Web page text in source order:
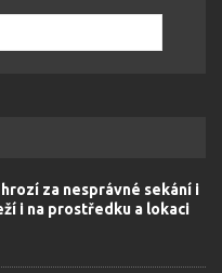
hrozí za nesprávné sekání i
i na prostředku a lokaci